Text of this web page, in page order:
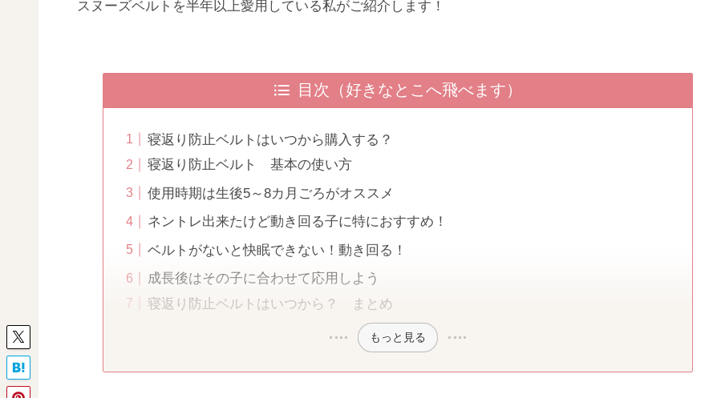
スヌーズベルトを半年以上愛用している私がご紹介します！
目次（好きなとこへ飛べます）
寝返り防止ベルトはいつから購入する？
寝返り防止ベルト 基本の使い方
使用時期は生後5～8カ月ごろがオススメ
ネントレ出来たけど動き回る子に特におすすめ！
ベルトがないと快眠できない！動き回る！
成長後はその子に合わせて応用しよう
寝返り防止ベルトはいつから？ まとめ
もっと見る